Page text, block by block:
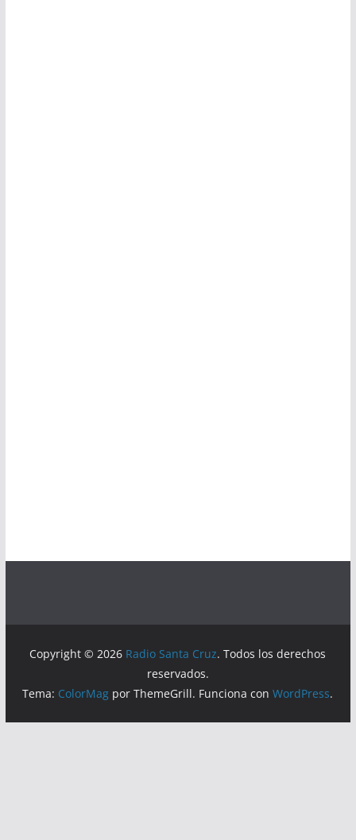
Copyright © 2026 Radio Santa Cruz. Todos los derechos
reservados.
Tema: ColorMag por ThemeGrill. Funciona conWordPress.